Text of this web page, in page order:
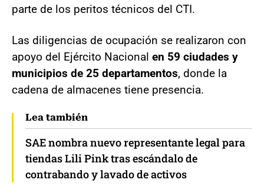
parte de los peritos técnicos del CTI.
Las diligencias de ocupación se realizaron con
apoyo del Ejército Nacional en 59 ciudades y
municipios de 25 departamentos, donde la
cadena de almacenes tiene presencia.
Lea también
SAE nombra nuevo representante legal para
tiendas Lili Pink tras escándalo de
contrabando y lavado de activos